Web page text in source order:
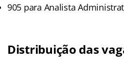
905 para Analista
Distribuição das